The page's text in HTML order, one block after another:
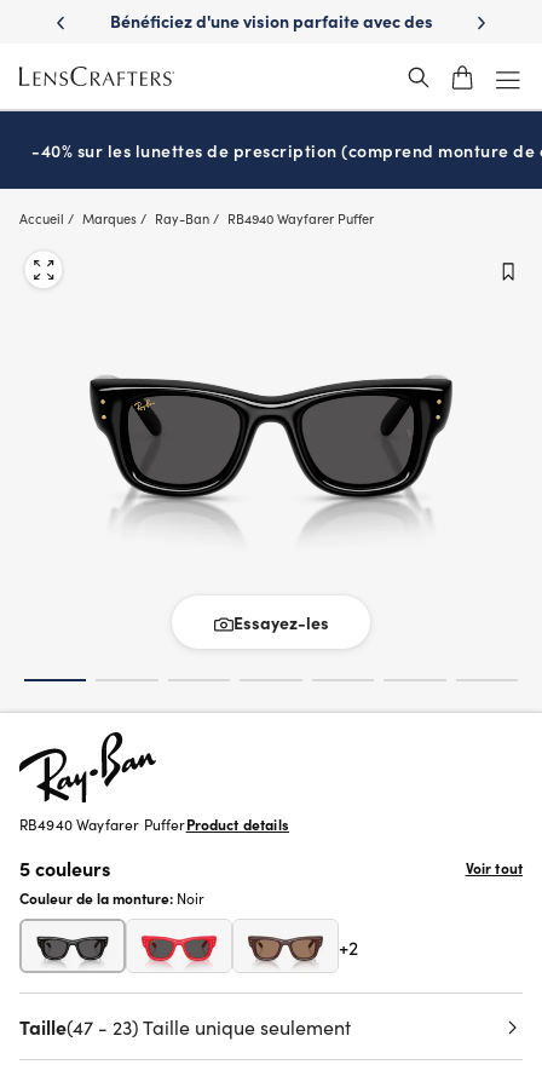
main
content
avantages
Bénéficiez d'une vision parfaite avec des
Prêt pour
-40% sur les lunettes de prescription (comprend monture de
Accueil Marques Ray-Ban RB4940 Wayfarer Puffer
Essayez-les
RB4940 Wayfarer PufferProduct details
5 couleurs
Voir tout
Couleur de la monture: Noir
+2
Taille(47 - 23) Taille unique seulement